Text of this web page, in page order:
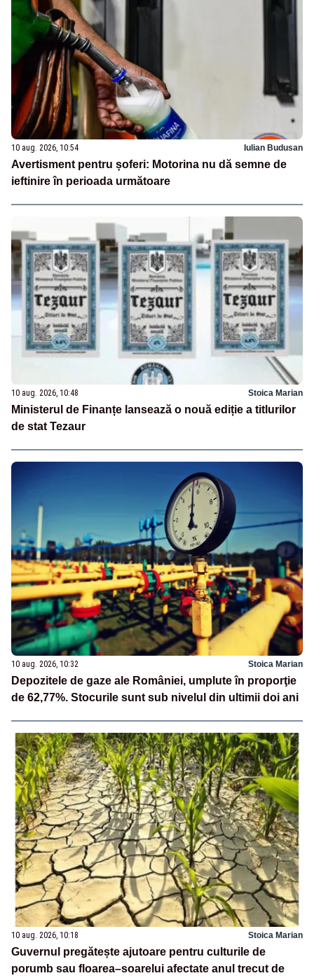
10 aug. 2026, 10:54 Iulian Budusan
Avertisment pentru șoferi: Motorina nu dă semne de
ieftinire în perioada următoare
10 aug. 2026, 10:48 Stoica Marian
Ministerul de Finanțe lansează o nouă ediție a titlurilor
de stat Tezaur
10 aug. 2026, 10:32 Stoica Marian
Depozitele de gaze ale României, umplute în proporţie
de 62,77%. Stocurile sunt sub nivelul din ultimii doi ani
10 aug. 2026, 10:18 Stoica Marian
Guvernul pregătește ajutoare pentru culturile de
porumb sau floarea–soarelui afectate anul trecut de